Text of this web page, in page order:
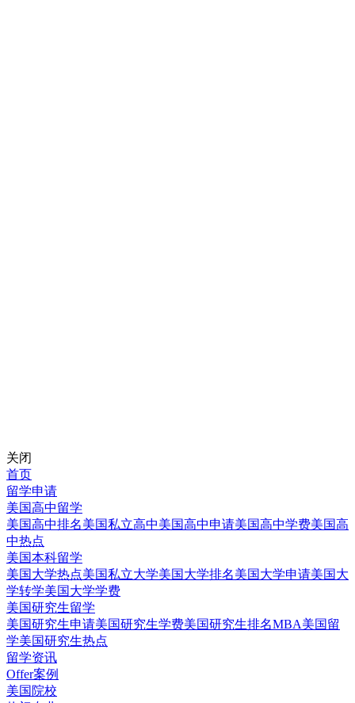
关闭
首页
留学申请
美国高中留学
美国高中排名美国私立高中美国高中申请美国高中学费美国高
中热点
美国本科留学
美国大学热点美国私立大学美国大学排名美国大学申请美国大
学转学美国大学学费
美国研究生留学
美国研究生申请美国研究生学费美国研究生排名MBA美国留
学美国研究生热点
留学资讯
Offer案例
美国院校